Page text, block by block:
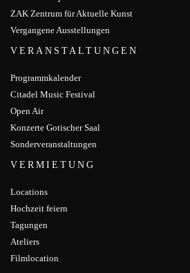
ZAK Zentrum für Aktuelle Kunst
Vergangene Ausstellungen
VERANSTALTUNGEN
Programmkalender
Citadel Music Festival
Open Air
Konzerte Gotischer Saal
Sonderveranstaltungen
VERMIETUNG
Locations
Hochzeit feiern
Tagungen
Ateliers
Filmlocation